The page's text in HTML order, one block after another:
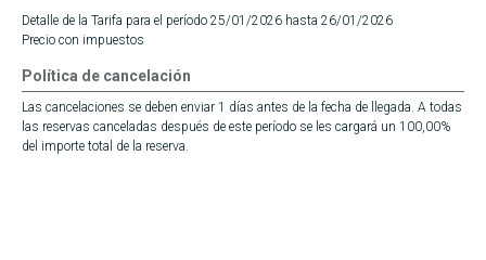
Detalle de la Tarifa para el período 25/01/2026 hasta 26/01/2026
Precio con impuestos
Política de cancelación
Las cancelaciones se deben enviar 1 días antes de la fecha de llegada. A todas
las reservas canceladas después de este período se les cargará un 100,00%
del importe total de la reserva.